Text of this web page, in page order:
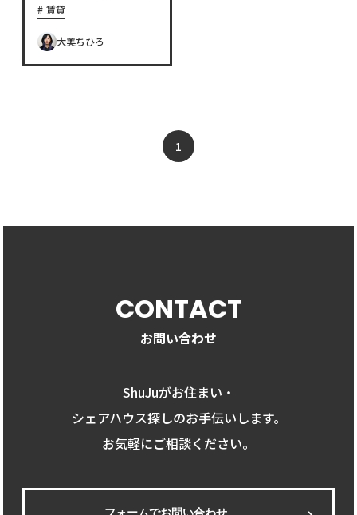
賃貸
大美ちひろ
1
CONTACT
お問い合わせ
ShuJuがお住まい・
シェアハウス探しのお手伝いします。
お気軽にご相談ください。
フォームでお問い合わせ